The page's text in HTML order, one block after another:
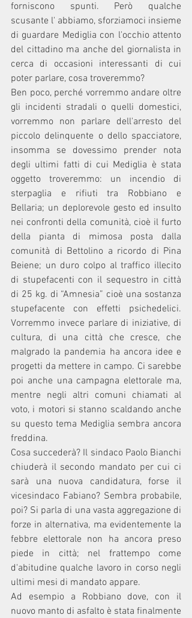
forniscono spunti. Però qualche
scusante l' abbiamo, sforziamoci insieme
di guardare Mediglia con l'occhio attento
del cittadino ma anche del giornalista in
cerca di occasioni interessanti di cui
poter parlare, cosa troveremmo?
Ben poco, perché vorremmo andare oltre
gli incidenti stradali o quelli domestici,
vorremmo non parlare dell'arresto del
piccolo delinquente o dello spacciatore,
insomma se dovessimo prender nota
degli ultimi fatti di cui Mediglia è stata
oggetto troveremmo: un incendio di
sterpaglia e rifiuti tra Robbiano e
Bellaria; un deplorevole gesto ed insulto
nei confronti della comunità, cioè il furto
della pianta di mimosa posta dalla
comunità di Bettolino a ricordo di Pina
Beiene; un duro colpo al traffico illecito
di stupefacenti con il sequestro in città
di 25 kg. di “Amnesia” cioè una sostanza
stupefacente con effetti psichedelici.
Vorremmo invece parlare di iniziative, di
cultura, di una città che cresce, che
malgrado la pandemia ha ancora idee e
progetti da mettere in campo. Ci sarebbe
poi anche una campagna elettorale ma,
mentre negli altri comuni chiamati al
voto, i motori si stanno scaldando anche
su questo tema Mediglia sembra ancora
freddina.
Cosa succederà? Il sindaco Paolo Bianchi
chiuderà il secondo mandato per cui ci
sarà una nuova candidatura, forse il
vicesindaco Fabiano? Sembra probabile,
poi? Si parla di una vasta aggregazione di
forze in alternativa, ma evidentemente la
febbre elettorale non ha ancora preso
piede in città; nel frattempo come
d'abitudine qualche lavoro in corso negli
ultimi mesi di mandato appare.
Ad esempio a Robbiano dove, con il
nuovo manto di asfalto è stata finalmente